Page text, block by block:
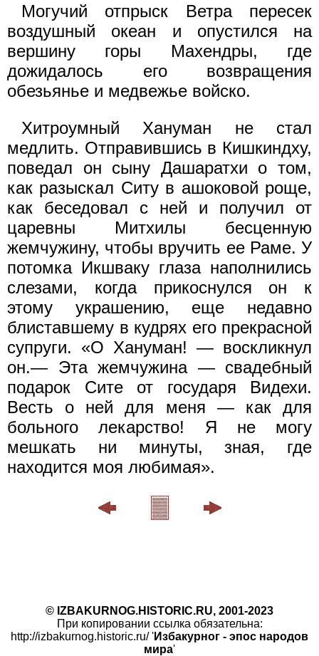
Могучий отпрыск Ветра пересек
воздушный океан и опустился на
вершину горы Махендры, где
дожидалось его возвращения
обезьянье и медвежье войско.
Хитроумный Хануман не стал
медлить. Отправившись в Кишкиндху,
поведал он сыну Дашаратхи о том,
как разыскал Ситу в ашоковой роще,
как беседовал с ней и получил от
царевны Митхилы бесценную
жемчужину, чтобы вручить ее Раме. У
потомка Икшваку глаза наполнились
слезами, когда прикоснулся он к
этому украшению, еще недавно
блиставшему в кудрях его прекрасной
супруги. «О Хануман! — воскликнул
он.— Эта жемчужина — свадебный
подарок Сите от государя Видехи.
Весть о ней для меня — как для
больного лекарство! Я не могу
мешкать ни минуты, зная, где
находится моя любимая».
© IZBAKURNOG.HISTORIC.RU, 2001-2023
При копировании ссылка обязательна:
http://izbakurnog.historic.ru/ 'Избакурног - эпос народов
мира'